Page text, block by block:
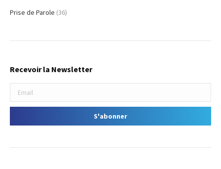
Prise de Parole (36)
Recevoir la Newsletter